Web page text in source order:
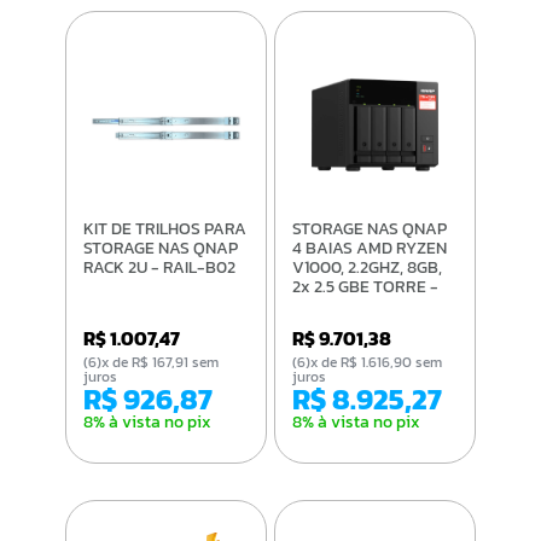
KIT DE TRILHOS PARA
STORAGE NAS QNAP
RACK 2U - RAIL-B02
R$ 1.007,47
R$ 926,87
8% à vista no pix
(6)x de R$ 167,91 sem
juros
STORAGE NAS QNAP
4 BAIAS AMD RYZEN
V1000, 2.2GHZ, 8GB,
2x 2.5 GBE TORRE -
R$ 9.701,38
R$ 8.925,27
8% à vista no pix
(6)x de R$ 1.616,90 sem
juros